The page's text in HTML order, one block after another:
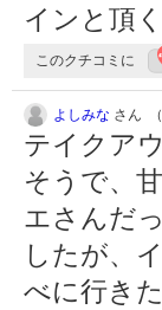
インと頂
このクチコミに
よしみな さん
テイクア
そうで、
エさんだ
したが、
べに行き